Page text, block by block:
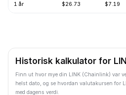
1 år $26.73 $7.19
Historisk kalkulator for
Finn ut hvor mye din LINK (Chainlink) var
helst dato, og se hvordan valutakursen for
med dagens verdi.